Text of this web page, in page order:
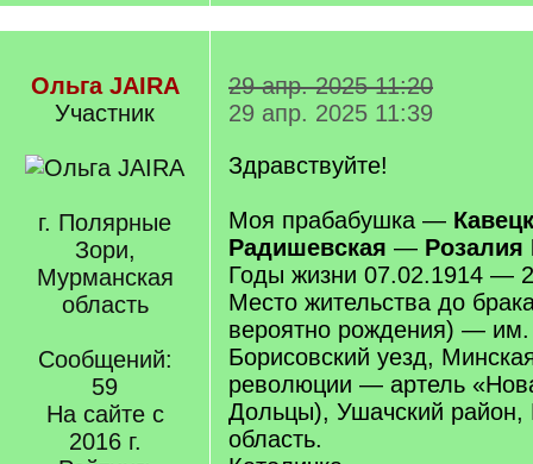
Ольга JAIRA
Участник
г. Полярные
Зори,
Мурманская
область
Сообщений:
59
На сайте с
2016 г.
29 апр. 2025 11:20
29 апр. 2025 11:39
Здравствуйте!
Моя прабабушка —
Радишевская — Розалия
Годы жизни 07.02.1914 —
Место жительства до
вероятно рождения) —
Борисовский уезд,
революции — артель
Дольцы), Ушачский район,
область.